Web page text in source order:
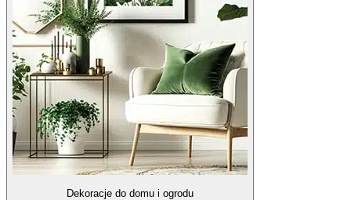
Dekoracje do domu i ogrodu